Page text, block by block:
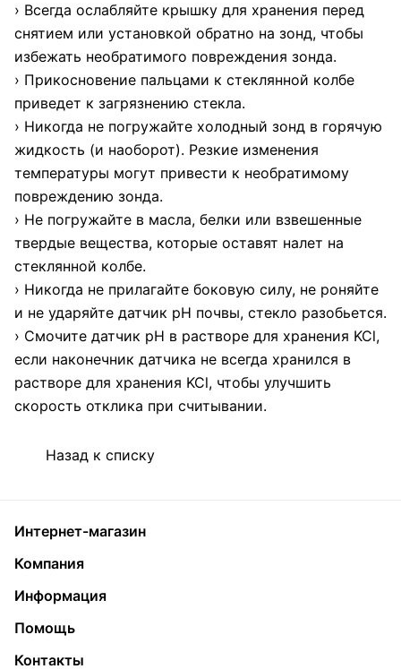
› Всегда ослабляйте крышку для хранения перед
снятием или установкой обратно на зонд, чтобы
избежать необратимого повреждения зонда.
› Прикосновение пальцами к стеклянной колбе
приведет к загрязнению стекла.
› Никогда не погружайте холодный зонд в горячую
жидкость (и наоборот). Резкие изменения
температуры могут привести к необратимому
повреждению зонда.
› Не погружайте в масла, белки или взвешенные
твердые вещества, которые оставят налет на
стеклянной колбе.
› Никогда не прилагайте боковую силу, не роняйте
и не ударяйте датчик pH почвы, стекло разобьется.
› Смочите датчик pH в растворе для хранения KCl,
если наконечник датчика не всегда хранился в
растворе для хранения KCl, чтобы улучшить
скорость отклика при считывании.
Назад к списку
Интернет-магазин
Компания
Информация
Помощь
Контакты